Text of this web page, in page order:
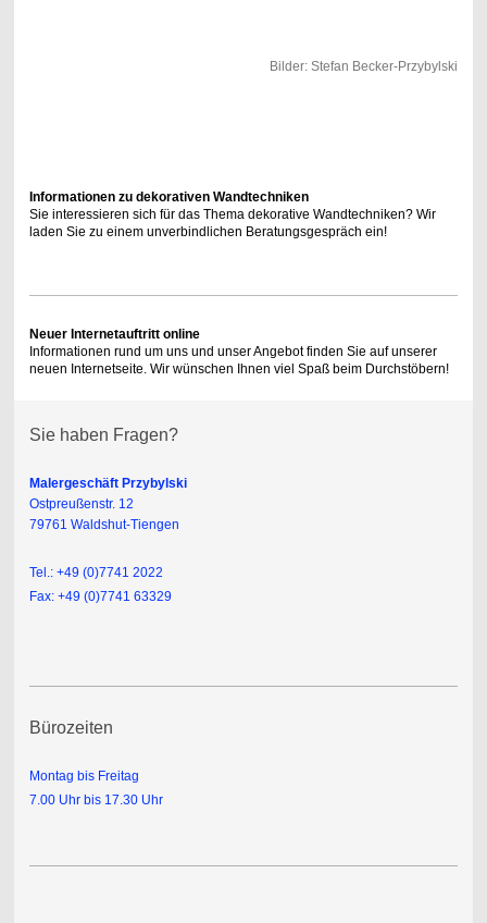
Bilder: Stefan Becker-Przybylski
Informationen zu dekorativen Wandtechniken
Sie interessieren sich für das Thema dekorative Wandtechniken? Wir
laden Sie zu einem unverbindlichen Beratungsgespräch ein!
Neuer Internetauftritt online
Informationen rund um uns und unser Angebot finden Sie auf unserer
neuen Internetseite. Wir wünschen Ihnen viel Spaß beim Durchstöbern!
Sie haben Fragen?
Malergeschäft Przybylski
Ostpreußenstr. 12
79761 Waldshut-Tiengen
Tel.: +49 (0)7741 2022
Fax: +49 (0)7741 63329
Bürozeiten
Montag bis Freitag
7.00 Uhr bis 17.30 Uhr